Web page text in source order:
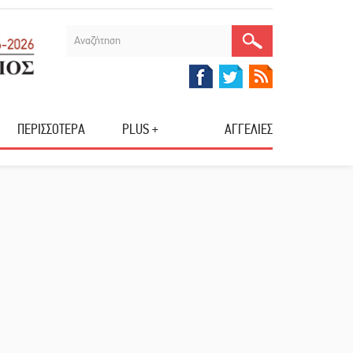
ΠΕΡΙΣΣΟΤΕΡΑ PLUS + ΑΓΓΕΛΙΕΣ